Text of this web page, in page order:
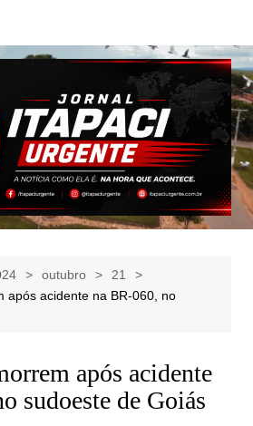
outubro
21
após acidente na BR-060, no
após acidente
sudoeste de Goiás